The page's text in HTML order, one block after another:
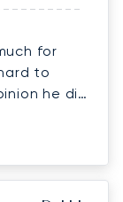
to
he did